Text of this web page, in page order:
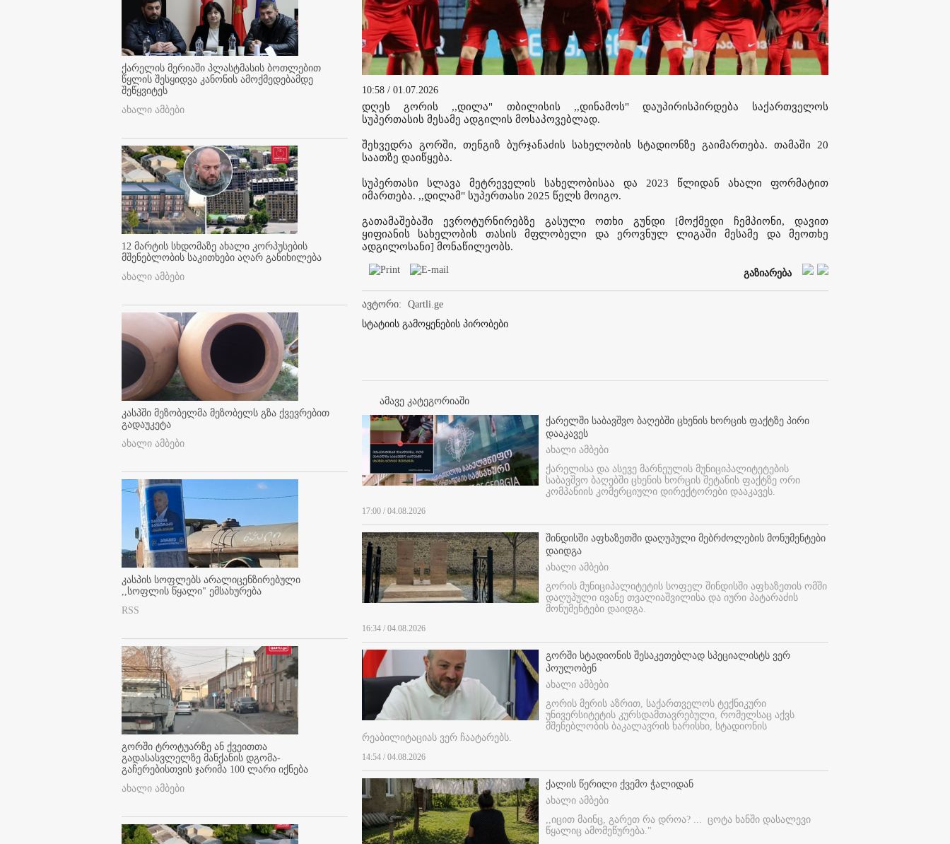
ქარელის მერიაში პლასტმასის ბოთლებით
წყლის შესყიდვა კანონის ამოქმედებამდე
შეწყვიტეს
ახალი ამბები
12 მარტის სხდომაზე ახალი კორპუსების
მშენებლობის საკითხები აღარ განიხილება
ახალი ამბები
კასპში მეზობელმა მეზობელს გზა ქვევრებით
გადაუკეტა
ახალი ამბები
კასპის სოფლებს არალიცენზირებული
,,სოფლის წყალი" ემსახურება
RSS
გორში ტროტუარზე ან ქვეითთა
გადასასვლელზე მანქანის დგომა-
გაჩერებისთვის ჯარიმა 100 ლარი იქნება
ახალი ამბები
10:58 / 01.07.2026
დღეს გორის ,,დილა" თბილისის ,,დინამოს" დაუპირისპირდება საქართველოს
სუპერთასის მესამე ადგილის მოსაპოვებლად.
შეხვედრა გორში, თენგიზ ბურჯანაძის სახელობის სტადიონზე გაიმართება. თამაში 20
საათზე დაიწყება.
სუპერთასი სლავა მეტრეველის სახელობისაა და 2023 წლიდან ახალი ფორმატით
იმართება. ,,დილამ" სუპერთასი 2025 წელს მოიგო.
გათამაშებაში ევროტურნირებზე გასული ოთხი გუნდი [მოქმედი ჩემპიონი, დავით
ყიფიანის სახელობის თასის მფლობელი და ეროვნულ ლიგაში მესამე და მეოთხე
ადგილოსანი] მონაწილეობს.
გაზიარება
ავტორი:
Qartli.ge
სტატიის გამოყენების პირობები
ამავე კატეგორიაში
ქარელში საბავშვო ბაღებში ცხენის ხორცის ფაქტზე პირი
დააკავეს
ახალი ამბები
ქარელისა და ასევე მარნეულის მუნიციპალიტეტების
საბავშვო ბაღებში ცხენის ხორცის შეტანის ფაქტზე ორი
კომპანიის კომერციული დირექტორები დააკავეს.
17:00 / 04.08.2026
შინდისში აფხაზეთში დაღუპული მებრძოლების მონუმენტები
დაიდგა
ახალი ამბები
გორის მუნიციპალიტეტის სოფელ შინდისში აფხაზეთის ომში
დაღუპული ივანე თვალიაშვილისა და იური პატარაძის
მონუმენტები დაიდგა.
16:34 / 04.08.2026
გორში სტადიონის შესაკეთებლად სპეციალისტს ვერ
პოულობენ
ახალი ამბები
გორის მერის აზრით, საქართველოს ტექნიკური
უნივერსიტეტის კურსდამთავრებული, რომელსაც აქვს
მშენებლობის ბაკალავრის ხარისხი, სტადიონის
რეაბილიტაციას ვერ ჩაატარებს.
14:54 / 04.08.2026
ქალის წერილი ქვემო ჭალიდან
ახალი ამბები
,,იცით მაინც, გარეთ რა დროა? ... ცოტა ხანში დასალევი
წყალიც ამომეწურება."